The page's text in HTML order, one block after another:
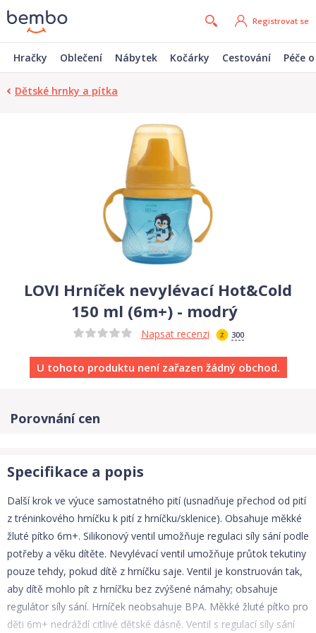
Registrovat se
Hračky Oblečení Nábytek Kočárky Cestování Péče
Dětské hrnky a pítka
LOVI Hrníček nevylévací Hot&Cold
150 ml (6m+) - modrý
Napsat recenzi 300
U tohoto produktu není zařazen žádný obchod.
Porovnání cen
Specifikace a popis
Další krok ve výuce samostatného pití (usnadňuje přechod od pití
z tréninkového hrníčku k pití z hrníčku/skle­nice). Obsahuje měkké
žluté pítko 6m+. Silikonový ventil umožňuje regulaci síly sání podle
potřeby a věku dítěte. Nevylévací ventil umožňuje průtok tekutiny
pouze tehdy, pokud dítě z hrníčku saje. Ventil je konstruován tak,
aby dítě mohlo pít z hrníčku bez zvýšené námahy; obsahuje
regulátor síly sání. Hrníček neobsahuje BPA. Měkké žluté pítko pro
děti 6m+ nedráždí citlivé dětské dásně. Ventil s regulací síly sání